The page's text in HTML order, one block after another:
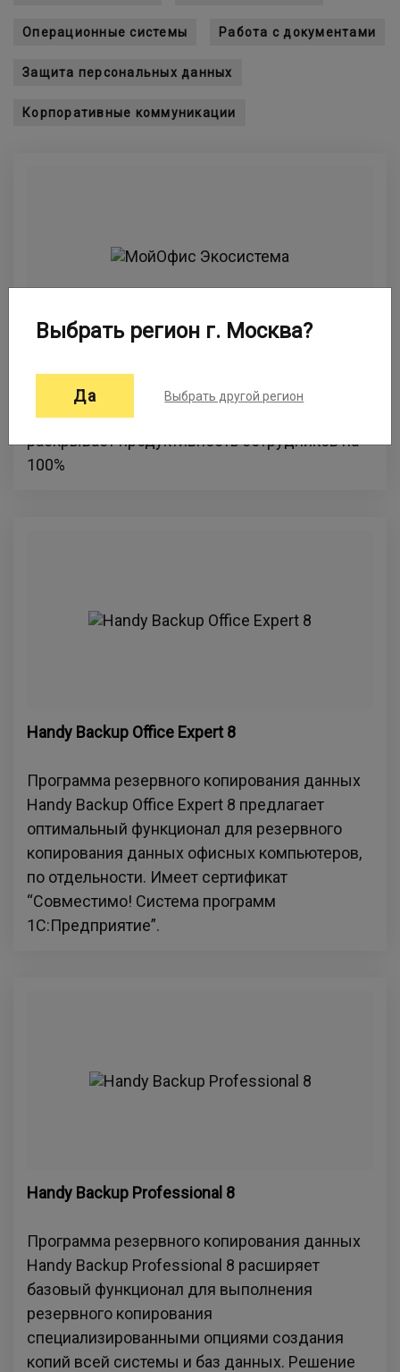
Операционные системы Работа с документами
Защита персональных данных
Корпоративные коммуникации
Экосистема офисных инструментов –
раскрывает продуктивность сотрудников на
100%
Handy Backup Office Expert 8
Программа резервного копирования данных
Handy Backup Office Expert 8 предлагает
оптимальный функционал для резервного
копирования данных офисных компьютеров,
по отдельности. Имеет сертификат
“Совместимо! Система программ
1С:Предприятие”.
Handy Backup Professional 8
Программа резервного копирования данных
Handy Backup Professional 8 расширяет
базовый функционал для выполнения
резервного копирования
специализированными опциями создания
копий всей системы и баз данных. Решение
Выбрать регион г. Москва?
Да Выбрать другой регион